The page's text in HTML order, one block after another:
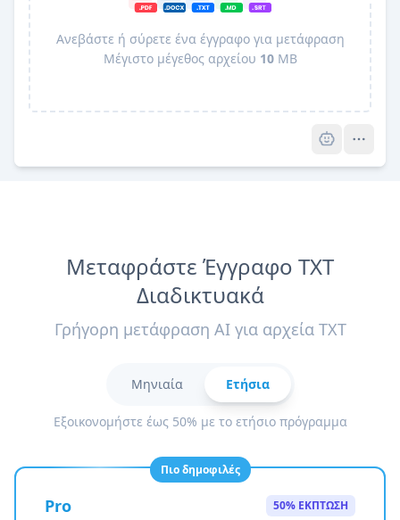
Ανεβάστε ή σύρετε ένα έγγραφο για μετάφραση
Μέγιστο μέγεθος αρχείου 10MB
Μεταφράστε Έγγραφο TXT
Διαδικτυακά
Γρήγορη μετάφραση AI για αρχεία TXT
Μηνιαία Ετήσια
Εξοικονομήστε έως 50% με το ετήσιο πρόγραμμα
Πιο δημοφιλές
Pro 50% ΕΚΠΤΩΣΗ